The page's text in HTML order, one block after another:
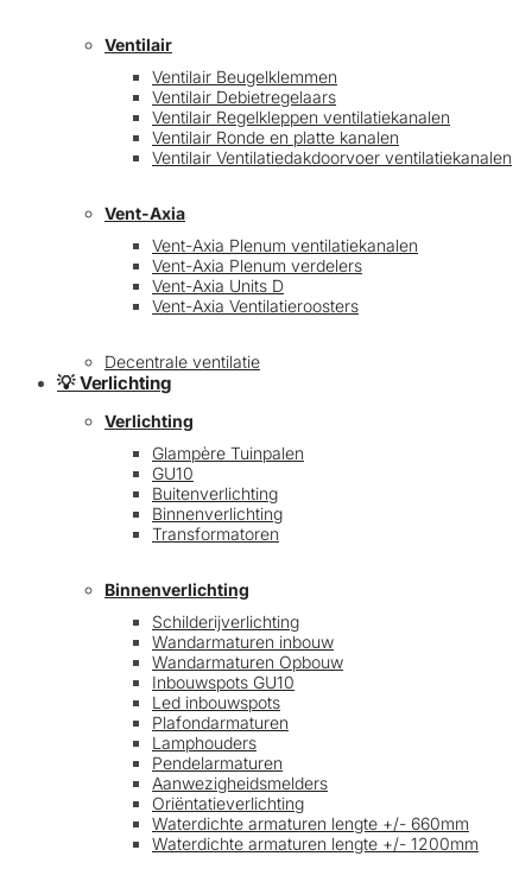
Ventilair
Ventilair Beugelklemmen
Ventilair Debietregelaars
Ventilair Regelkleppen ventilatiekanalen
Ventilair Ronde en platte kanalen
Ventilair Ventilatiedakdoorvoer ventilatiekanalen
Vent-Axia
Vent-Axia Plenum ventilatiekanalen
Vent-Axia Plenum verdelers
Vent-Axia Units D
Vent-Axia Ventilatieroosters
Decentrale ventilatie
💡 Verlichting
Verlichting
Glampère Tuinpalen
GU10
Buitenverlichting
Binnenverlichting
Transformatoren
Binnenverlichting
Schilderijverlichting
Wandarmaturen inbouw
Wandarmaturen Opbouw
Inbouwspots GU10
Led inbouwspots
Plafondarmaturen
Lamphouders
Pendelarmaturen
Aanwezigheidsmelders
Oriëntatieverlichting
Waterdichte armaturen lengte +/- 660mm
Waterdichte armaturen lengte +/- 1200mm